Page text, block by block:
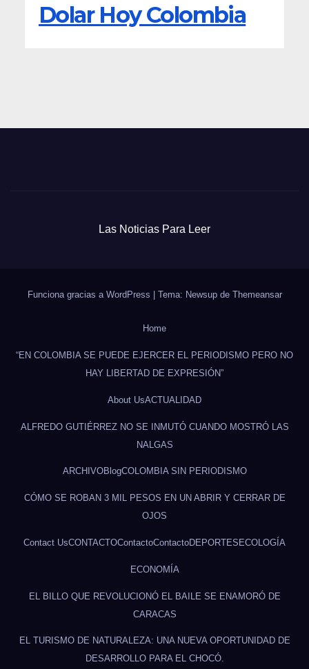
Dolar Hoy Colombia
Las Noticias Para Leer
Funciona gracias a WordPress Tema: Newsup de Themeansar
Home
“EN COLOMBIA SE PUEDE EJERCER EL PERIODISMO PERO NO
HAY LIBERTAD DE EXPRESIÓN”
About UsACTUALIDAD
ALFREDO GUTIÉRREZ NO SE INMUTÓ CUANDO MOSTRÓ LAS
NALGAS
ARCHIVOBlogCOLOMBIA SIN PERIODISMO
CÓMO SE ROBAN 3 MIL PESOS EN UN ABRIR Y CERRAR DE
OJOS
Contact UsCONTACTOContactoContactoDEPORTESECOLOGÍA
ECONOMÍA
EL BILLO QUE REVOLUCIONÓ EL BAILE SE ENAMORÓ DE
CARACAS
EL TURISMO DE NATURALEZA: UNA NUEVA OPORTUNIDAD DE
DESARROLLO PARA EL CHOCÓ.